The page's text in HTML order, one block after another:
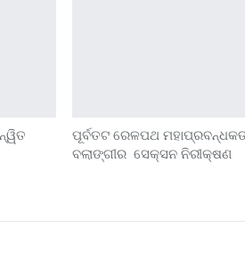
ପୂର୍ବତଟ ରେଳପଥ
ବଲାଙ୍ଗୀର ସେକ୍ସନ ନିରୀକ୍ଷଣ